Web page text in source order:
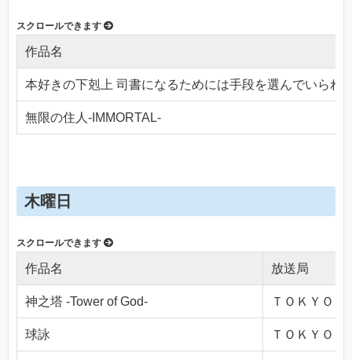
作品名
本好きの下剋上 司書になるためには手段を選んでいられ
無限の住人-IMMORTAL-
木曜日
作品名 放送局
神之塔 -Tower of God- ＴＯＫＹＯ
球詠 ＴＯＫＹＯ